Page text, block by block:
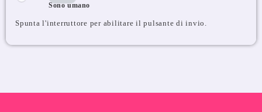
Sono umano
Spunta l'interruttore per abilitare il pulsante di invio.